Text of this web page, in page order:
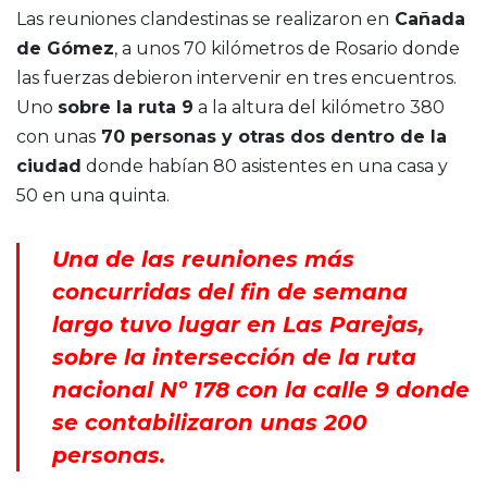
Las reuniones clandestinas se realizaron en Cañada
de Gómez, a unos 70 kilómetros de Rosario donde
las fuerzas debieron intervenir en tres encuentros.
Uno sobre la ruta 9 a la altura del kilómetro 380
con unas 70 personas y otras dos dentro de la
ciudad donde habían 80 asistentes en una casa y
50 en una quinta.
Una de las reuniones más
concurridas del fin de semana
largo tuvo lugar en Las Parejas,
sobre la intersección de la ruta
nacional Nº 178 con la calle 9 donde
se contabilizaron unas 200
personas.